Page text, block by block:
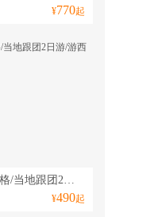
¥770起
黄山二日游线路价格/当地跟团2日游/游西海大峡谷/赠自助早餐
¥490起